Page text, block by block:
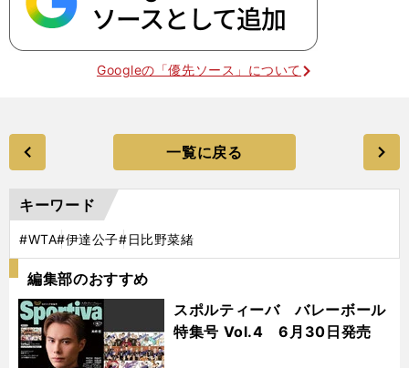
Googleの「優先ソース」について
一覧に戻る
キーワード
#WTA#伊達公子#日比野菜緒
編集部のおすすめ
スポルティーバ バレーボール
特集号 Vol.4 6月30日発売